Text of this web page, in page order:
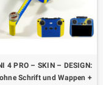
4 PRO – SKIN – DESIGN:
Schrift und Wappen +